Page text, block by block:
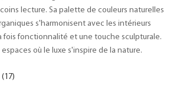
lecture. Sa palette de couleurs naturelles
s'harmonisent avec les intérieurs
fois fonctionnalité et une touche sculpturale.
espaces où le luxe s'inspire de la nature.